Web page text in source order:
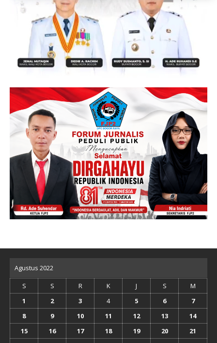
Agustus 2022
S S R K J S
M
1
2 3 4 5 6
7
8
9 10 11 12 13
14
15
16 17 18 19 20
21